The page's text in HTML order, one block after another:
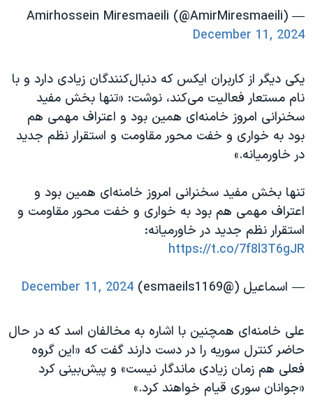
— Amirhossein Miresmaeili (@AmirMiresmaeili)
December 11, 2024
یکی دیگر از کاربران ایکس که دنبال‌کنندگان زیادی دارد و با
نام مستعار فعالیت می‌کند، نوشت: «تنها بخش مفید
سخنرانی امروز خامنه‌ای همین بود و اعتراف مهمی هم
بود به خواری و خفت محور مقاومت و استقرار نظم جدید
در خاورمیانه.»
تنها بخش مفید سخنرانی امروز خامنه‌ای همین بود و
اعتراف مهمی هم بود به خواری و خفت محور مقاومت و
استقرار نظم جدید در خاورمیانه:
https://t.co/7f8l3T6gJR
— اسماعیل (@esmaeils1169)
December 11, 2024
علی خامنه‌ای همچنین با اشاره به مخالفان اسد که در حال
حاضر کنترل سوریه را در دست دارند گفت که «این گروه
فعلی هم زمان زیادی ماندگار نیست» و پیش‌بینی کرد
«جوانان سوری قیام خواهند کرد.»